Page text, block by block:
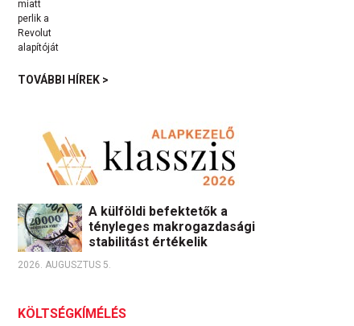
TOVÁBBI HÍREK >
A külföldi befektetők a
tényleges makrogazdasági
stabilitást értékelik
2026. AUGUSZTUS 5.
KÖLTSÉGKÍMÉLÉS